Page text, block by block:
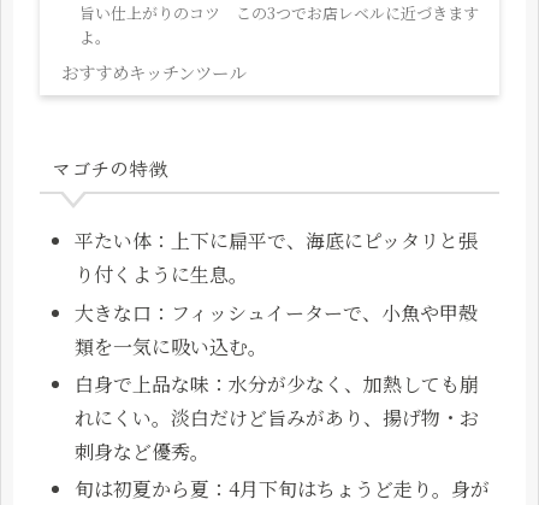
旨い仕上がりのコツ この3つでお店レベルに近づきます
よ。
おすすめキッチンツール
マゴチの特徴
平たい体：上下に扁平で、海底にピッタリと張
り付くように生息。
大きな口：フィッシュイーターで、小魚や甲殻
類を一気に吸い込む。
白身で上品な味：水分が少なく、加熱しても崩
れにくい。淡白だけど旨みがあり、揚げ物・お
刺身など優秀。
旬は初夏から夏：4月下旬はちょうど走り。身が